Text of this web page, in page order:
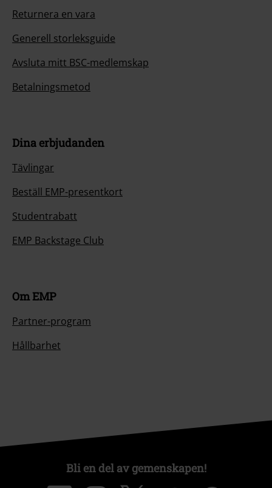
Returnera en vara
Generell storleksguide
Avsluta mitt BSC-medlemskap
Betalningsmetod
Dina erbjudanden
Tävlingar
Beställ EMP-presentkort
Studentrabatt
EMP Backstage Club
Om EMP
Partner-program
Hållbarhet
Bli en del av gemenskapen!